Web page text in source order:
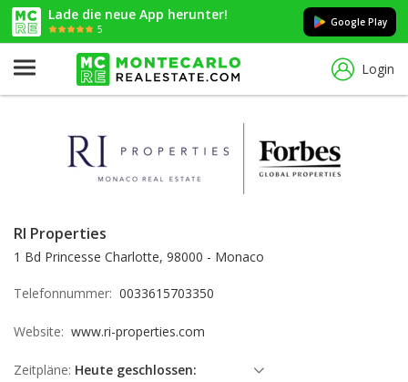
Lade die neue App herunter!
5
Google Play
Login
RI Properties
1 Bd Princesse Charlotte, 98000 - Monaco
Telefonnummer: 0033615703350
Website: www.ri-properties.com
Zeitpläne: Heute geschlossen: